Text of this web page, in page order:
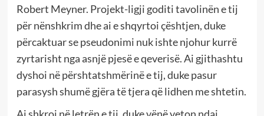
Robert Meyner. Projekt-ligji goditi tavolinën e tij
për nënshkrim dhe ai e shqyrtoi çështjen, duke
përcaktuar se pseudonimi nuk ishte njohur kurrë
zyrtarisht nga asnjë pjesë e qeverisë. Ai gjithashtu
dyshoi në përshtatshmërinë e tij, duke pasur
parasysh shumë gjëra të tjera që lidhen me shtetin.